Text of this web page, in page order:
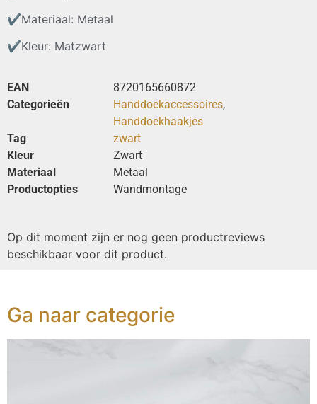
✔Materiaal: Metaal
✔Kleur: Matzwart
EAN
8720165660872
Categorieën
Handdoekaccessoires,
Handdoekhaakjes
Tag
zwart
Kleur
Zwart
Materiaal
Metaal
Productopties
Wandmontage
Op dit moment zijn er nog geen productreviews
beschikbaar voor dit product.
Ga naar categorie